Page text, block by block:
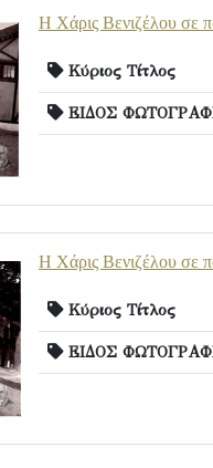
Η Χάρις Βενιζέλου σε
Κύριος Τίτλος
ΕΙΔΟΣ
Η Χάρις Βενιζέλου σε
Κύριος Τίτλος
ΕΙΔΟΣ